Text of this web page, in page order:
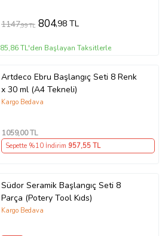
1147,99 TL 804,98 TL
85,86 TL'den Başlayan Taksitlerle
Artdeco Ebru Başlangıç Seti 8 Renk
x 30 ml (A4 Tekneli)
Kargo Bedava
1059,00 TL
Sepette %10 İndirim 957,55 TL
Südor Seramik Başlangıç Seti 8
Parça (Potery Tool Kıds)
Kargo Bedava